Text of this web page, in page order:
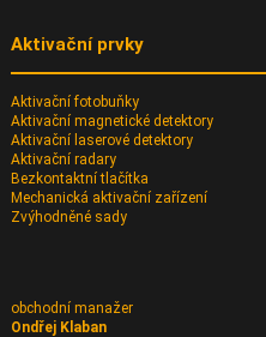
Aktivační prvky
Aktivační fotobuňky
Aktivační magnetické detektory
Aktivační laserové detektory
Aktivační radary
Bezkontaktní tlačítka
Mechanická aktivační zařízení
Zvýhodněné sady
obchodní manažer
Ondřej Klaban